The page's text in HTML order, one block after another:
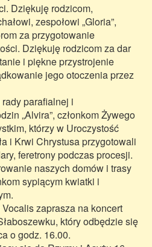
Dziękuję rodzicom,
zespołowi „Gloria”,
za przygotowanie
Dziękuję rodzicom za dar
i piękne przystrojenie
jego otoczenia przez
parafialnej i
„Alvira”, członkom Żywego
którzy w Uroczystość
i Krwi Chrystusa przygotowali
feretrony podczas procesji.
naszych domów i trasy
sypiącym kwiatki i
zaprasza na koncert
który odbędzie się
o godz. 16.00.